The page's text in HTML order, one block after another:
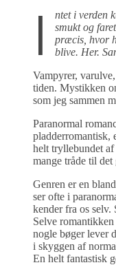
I
ntet i verden
smukt og
præcis, hvor
blive. Her.
Vampyrer,
tiden. Mystikken
som jeg sammen
Paranormal
pladderromantisk,
helt tryllebundet
mange tråde til
Genren er en
ser ofte i
kender fra os
Selve
nogle bøger lever
i skyggen af
En helt fantastisk